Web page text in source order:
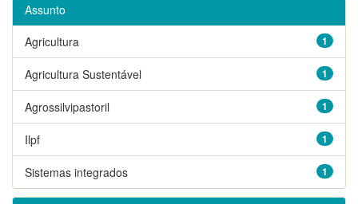
Assunto
1
Agricultura
1
Agricultura Sustentável
1
Agrossilvipastoril
1
Ilpf
1
Sistemas integrados